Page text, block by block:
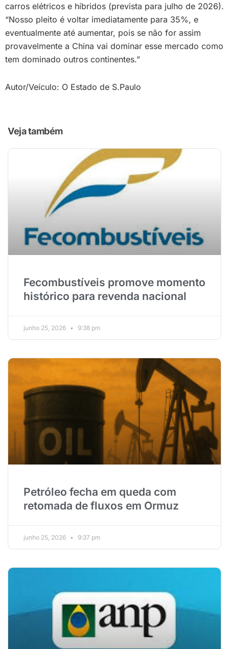
carros elétricos e híbridos (prevista para julho de 2026).
“Nosso pleito é voltar imediatamente para 35%, e
eventualmente até aumentar, pois se não for assim
provavelmente a China vai dominar esse mercado como
tem dominado outros continentes.”
Autor/Veículo: O Estado de S.Paulo
Veja também
Fecombustíveis promove momento
histórico para revenda nacional
junho 25, 2026 9:38 pm
Petróleo fecha em queda com
retomada de fluxos em Ormuz
junho 25, 2026 9:37 pm